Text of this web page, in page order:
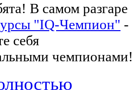
В самом разгаре
"IQ-Чемпион" -
себя
чемпионами!